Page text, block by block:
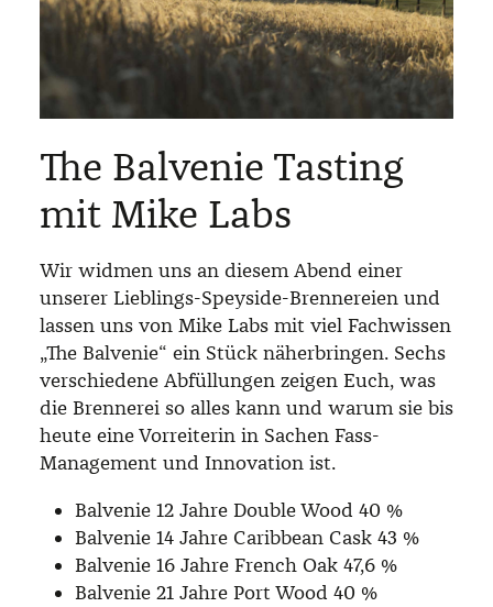
The Balvenie Tasting
mit Mike Labs
Wir widmen uns an diesem Abend einer
unserer Lieblings-Speyside-Brennereien und
lassen uns von Mike Labs mit viel Fachwissen
„The Balvenie“ ein Stück näherbringen. Sechs
verschiedene Abfüllungen zeigen Euch, was
die Brennerei so alles kann und warum sie bis
heute eine Vorreiterin in Sachen Fass-
Management und Innovation ist.
Balvenie 12 Jahre Double Wood 40 %
Balvenie 14 Jahre Caribbean Cask 43 %
Balvenie 16 Jahre French Oak 47,6 %
Balvenie 21 Jahre Port Wood 40 %